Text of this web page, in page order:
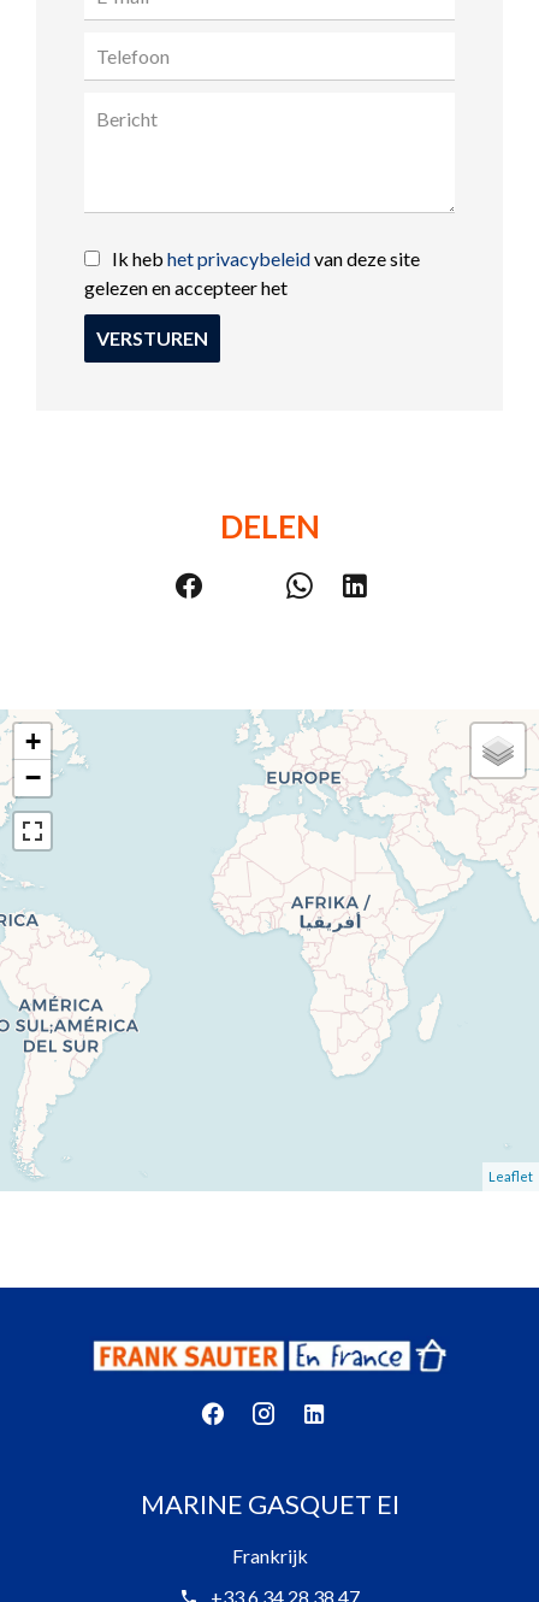
Ik heb het privacybeleidvan deze site
gelezen en accepteer het
VERSTUREN
DELEN
+
−
Leaflet
MARINE GASQUET EI
Frankrijk
+33 6 34 28 38 47